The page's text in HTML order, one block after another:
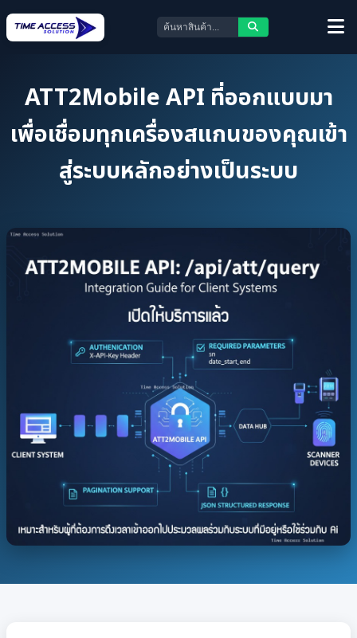
ATT2Mobile API ที่ออกแบบมา
เพื่อเชื่อมทุกเครื่องสแกนของคุณเข้า
สู่ระบบหลักอย่างเป็นระบบ